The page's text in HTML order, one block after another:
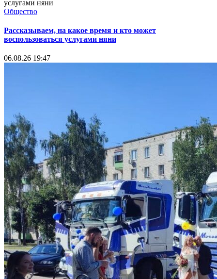
Общество
Рассказываем, на какое время и кто может
воспользоваться услугами няни
06.08.26 19:47